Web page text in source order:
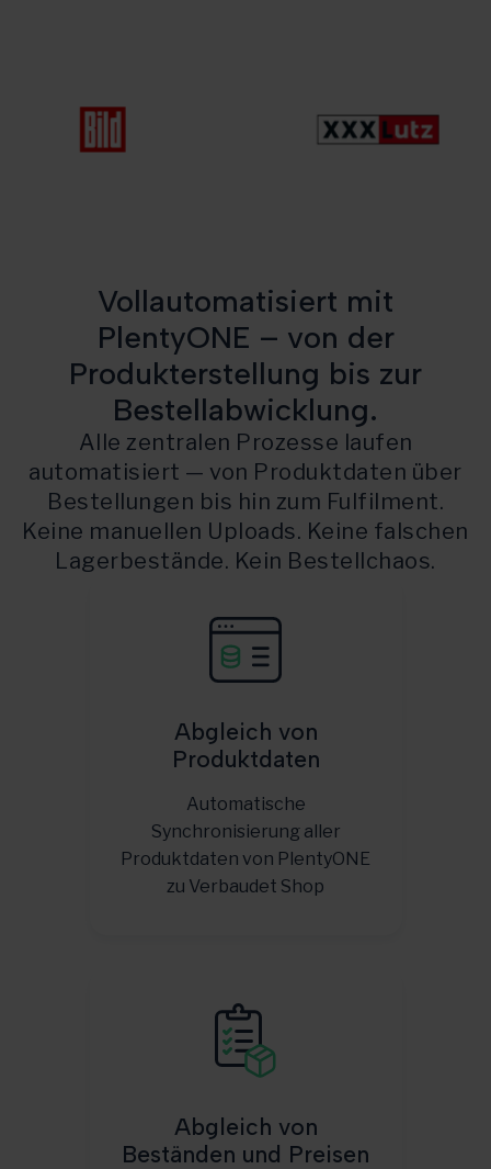
Vollautomatisiert mit
PlentyONE – von der
Produkterstellung bis zur
Bestellabwicklung.
Alle zentralen Prozesse laufen
automatisiert — von Produktdaten über
Bestellungen bis hin zum Fulfilment.
Keine manuellen Uploads. Keine falschen
Lagerbestände. Kein Bestellchaos.
Abgleich von
Produktdaten
Automatische
Synchronisierung aller
Produktdaten von PlentyONE
zu Verbaudet Shop
Abgleich von
Beständen und Preisen